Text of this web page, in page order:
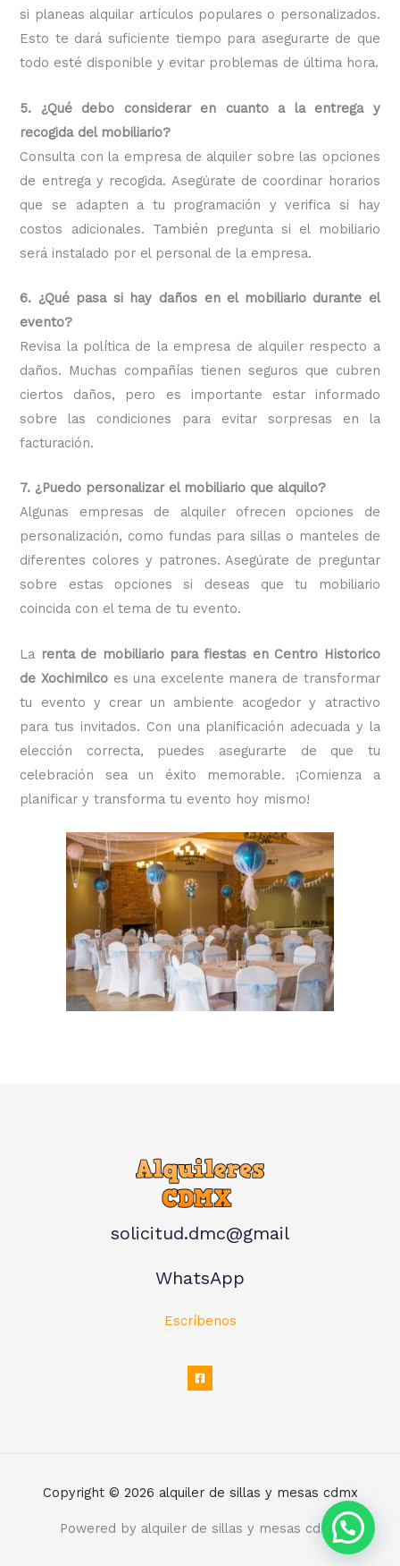
si planeas alquilar artículos populares o personalizados.
Esto te dará suficiente tiempo para asegurarte de que
todo esté disponible y evitar problemas de última hora.
5. ¿Qué debo considerar en cuanto a la entrega y
recogida del mobiliario?
Consulta con la empresa de alquiler sobre las opciones
de entrega y recogida. Asegúrate de coordinar horarios
que se adapten a tu programación y verifica si hay
costos adicionales. También pregunta si el mobiliario
será instalado por el personal de la empresa.
6. ¿Qué pasa si hay daños en el mobiliario durante el
evento?
Revisa la política de la empresa de alquiler respecto a
daños. Muchas compañías tienen seguros que cubren
ciertos daños, pero es importante estar informado
sobre las condiciones para evitar sorpresas en la
facturación.
7. ¿Puedo personalizar el mobiliario que alquilo?
Algunas empresas de alquiler ofrecen opciones de
personalización, como fundas para sillas o manteles de
diferentes colores y patrones. Asegúrate de preguntar
sobre estas opciones si deseas que tu mobiliario
coincida con el tema de tu evento.
La renta de mobiliario para fiestas en Centro Historico
de Xochimilco es una excelente manera de transformar
tu evento y crear un ambiente acogedor y atractivo
para tus invitados. Con una planificación adecuada y la
elección correcta, puedes asegurarte de que tu
celebración sea un éxito memorable. ¡Comienza a
planificar y transforma tu evento hoy mismo!
solicitud.dmc@gmail
WhatsApp
Escríbenos
Copyright © 2026 alquiler de sillas y mesas cdmx
Powered by alquiler de sillas y mesas cdmx